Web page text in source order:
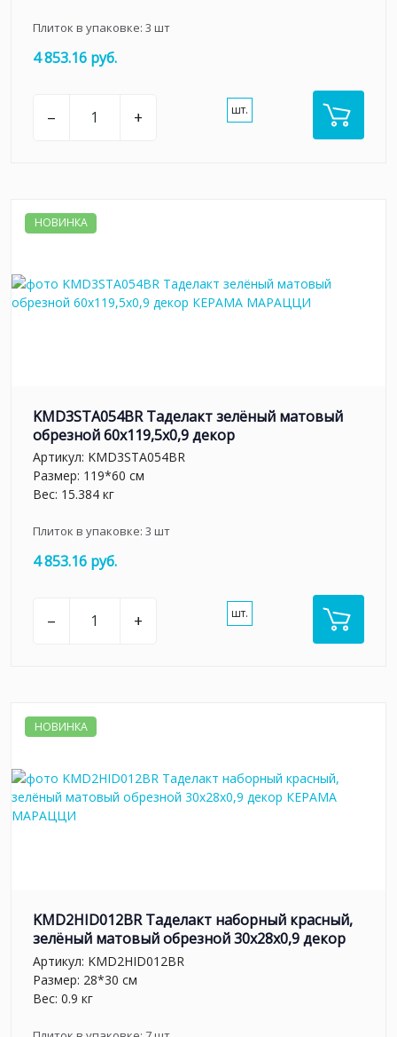
Плиток в упаковке: 3 шт
4 853.16 руб.
– + шт.
НОВИНКА
KMD3STA054BR Таделакт зелёный матовый
обрезной 60x119,5x0,9 декор
Артикул: KMD3STA054BR
Размер: 119*60 см
Вес: 15.384 кг
Плиток в упаковке: 3 шт
4 853.16 руб.
– + шт.
НОВИНКА
KMD2HID012BR Таделакт наборный красный,
зелёный матовый обрезной 30x28x0,9 декор
Артикул: KMD2HID012BR
Размер: 28*30 см
Вес: 0.9 кг